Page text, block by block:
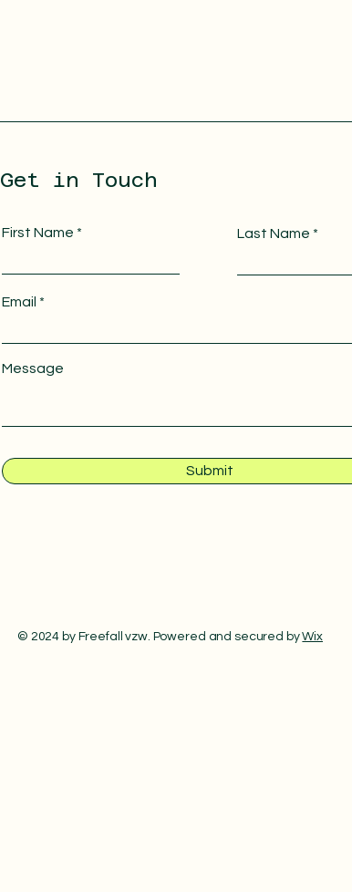
Get in Touch
First Name Last Name
Email
Message
Submit
© 2024 by Freefall vzw. Powered and secured byWix